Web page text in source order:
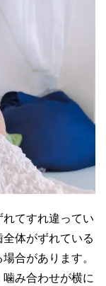
てすれ違ってい
体がずれている
合があります。
み合わせが横に